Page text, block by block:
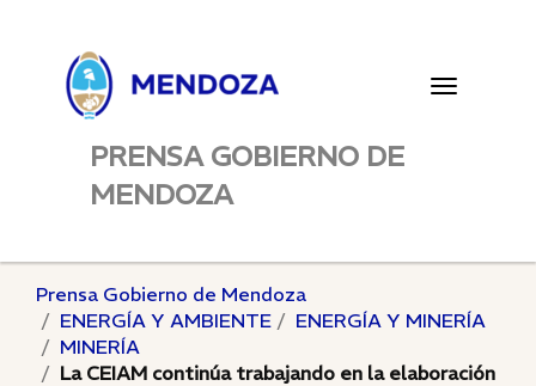
Toggle
PRENSA GOBIERNO DE
MENDOZA
Prensa Gobierno de Mendoza
ENERGÍA Y AMBIENTE
ENERGÍA Y MINERÍA
MINERÍA
La CEIAM continúa trabajando en la elaboración